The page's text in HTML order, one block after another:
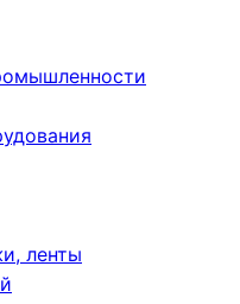
ленты